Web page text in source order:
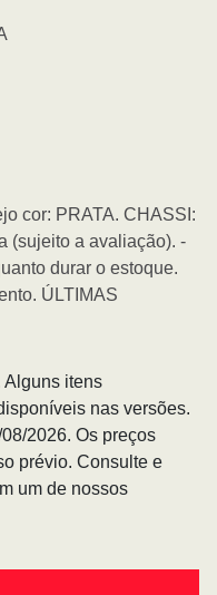
cor: PRATA. CHASSI:
(sujeito a avaliação). -
durar o estoque.
ÚLTIMAS
Alguns itens
nas versões.
2026. Os preços
prévio. Consulte e
um de nossos